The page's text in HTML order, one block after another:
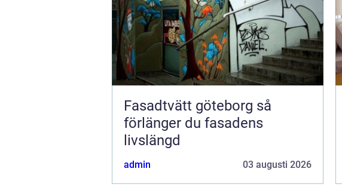
Fasadtvätt göteborg så
förlänger du fasadens
livslängd
admin 03 augusti 2026